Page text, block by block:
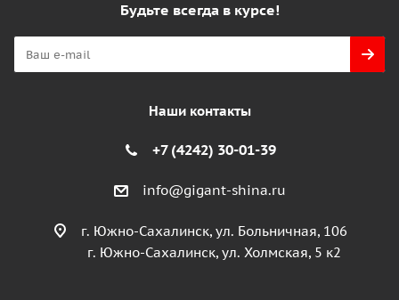
Будьте всегда в курсе!
Наши контакты
+7 (4242) 30-01-39
info@gigant-shina.ru
г. Южно-Сахалинск, ул. Больничная, 106
г. Южно-Сахалинск, ул. Холмская, 5 к2